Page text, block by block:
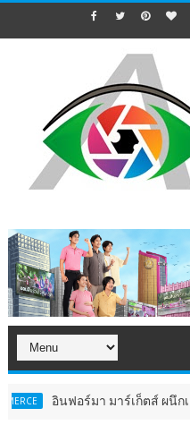
มาร์เก็ตส์ ผนึกเครือข่ายธุรกิจท่อง